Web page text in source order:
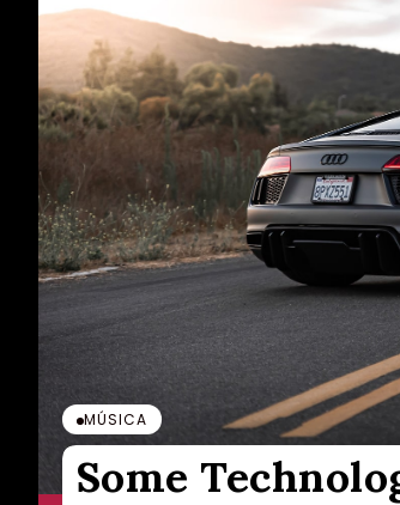
MÚSICA
Some